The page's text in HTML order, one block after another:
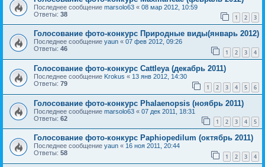
Последнее сообщение marsolo63 « 08 мар 2012, 10:59
Ответы: 38 1 2 3
Голосование фото-конкурс Природные виды(январь 2012)
Последнее сообщение yaun « 07 фев 2012, 09:26
Ответы: 46 1 2 3 4
Голосование фото-конкурс Cattleya (декабрь 2011)
Последнее сообщение Krokus « 13 янв 2012, 14:30
Ответы: 79 1 2 3 4 5 6
Голосование фото-конкурс Phalaenopsis (ноябрь 2011)
Последнее сообщение marsolo63 « 07 дек 2011, 18:31
Ответы: 62 1 2 3 4 5
Голосование фото-конкурс Paphiopedilum (октябрь 2011)
Последнее сообщение yaun « 16 ноя 2011, 20:44
Ответы: 58 1 2 3 4